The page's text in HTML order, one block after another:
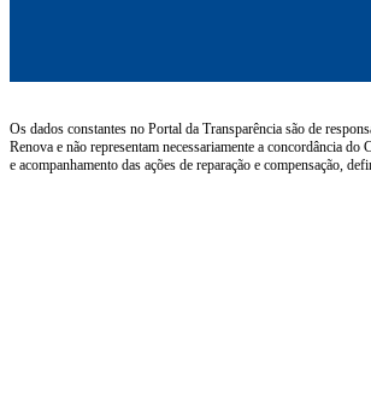
Os dados constantes no Portal da Transparência são de
Renova e não representam necessariamente a concordância
e acompanhamento das ações de reparação e compensação,